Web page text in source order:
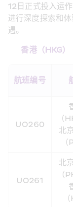
12 日正式投入运
进行深度探索和
遇。
香港（HKG）
航班编号
UO260
北
（
UO261
北
（